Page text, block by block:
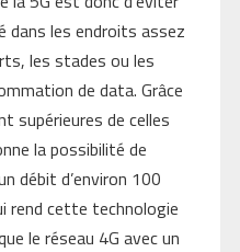
dans les endroits assez
les stades ou les
de data. Grâce
supérieures de celles
la possibilité de
débit d’environ 100
rend cette technologie
le réseau 4G avec un